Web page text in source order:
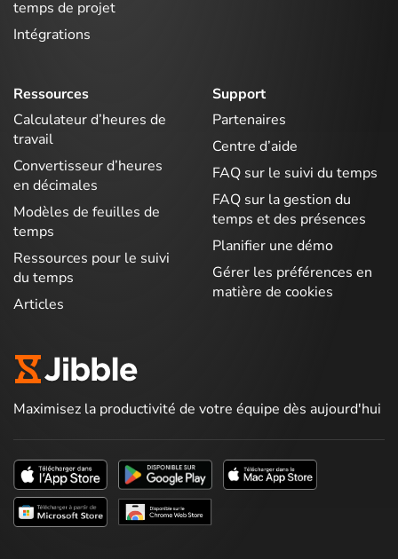
temps de projet
Intégrations
Ressources
Calculateur d’heures de
travail
Convertisseur d’heures
en décimales
Modèles de feuilles de
temps
Ressources pour le suivi
du temps
Articles
Support
Partenaires
Centre d’aide
FAQ sur le suivi du temps
FAQ sur la gestion du
temps et des présences
Planifier une démo
Gérer les préférences en
matière de cookies
Maximisez la productivité de votre équipe dès aujourd'hui